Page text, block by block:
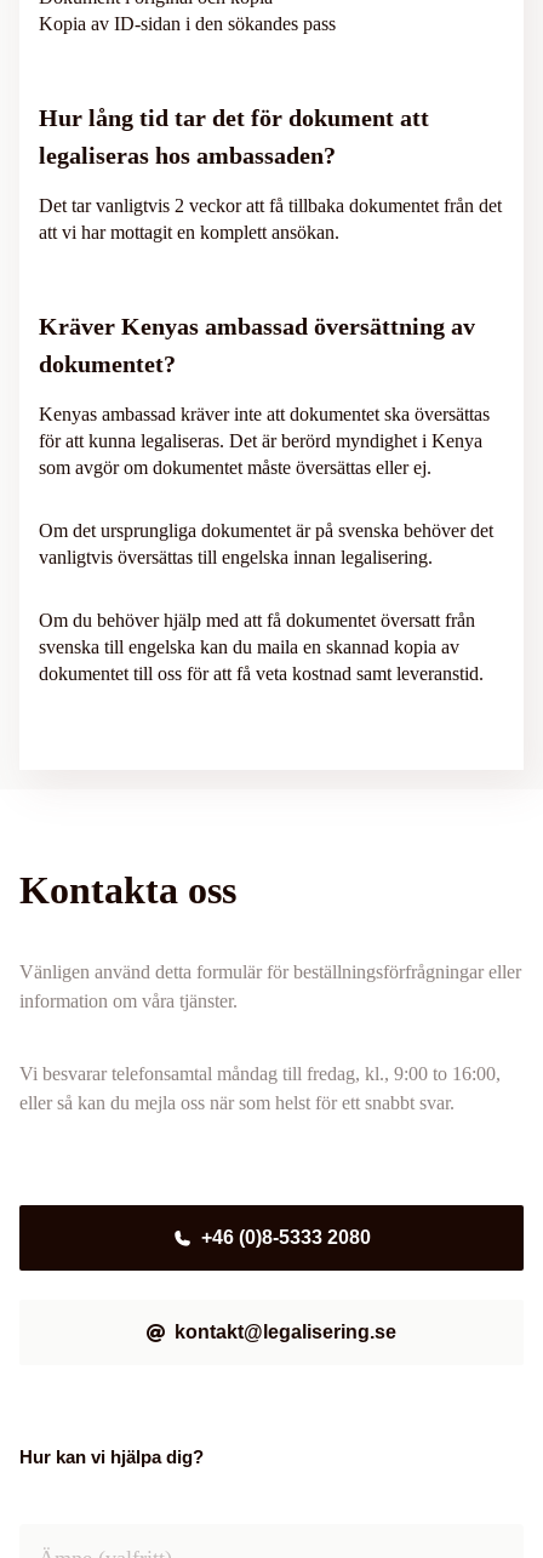
Kopia av ID-sidan i den sökandes pass
Hur lång tid tar det för dokument att
legaliseras hos ambassaden?
Det tar vanligtvis 2 veckor att få tillbaka dokumentet från det
att vi har mottagit en komplett ansökan.
Kräver Kenyas ambassad översättning av
dokumentet?
Kenyas ambassad kräver inte att dokumentet ska översättas
för att kunna legaliseras. Det är berörd myndighet i Kenya
som avgör om dokumentet måste översättas eller ej.
Om det ursprungliga dokumentet är på svenska behöver det
vanligtvis översättas till engelska innan legalisering.
Om du behöver hjälp med att få dokumentet översatt från
svenska till engelska kan du maila en skannad kopia av
dokumentet till oss för att få veta kostnad samt leveranstid.
Kontakta oss
Vänligen använd detta formulär för beställningsförfrågningar eller
information om våra tjänster.
Vi besvarar telefonsamtal måndag till fredag, kl., 9:00 to 16:00,
eller så kan du mejla oss när som helst för ett snabbt svar.
+46 (0)8-5333 2080
kontakt@legalisering.se
Hur kan vi hjälpa dig?